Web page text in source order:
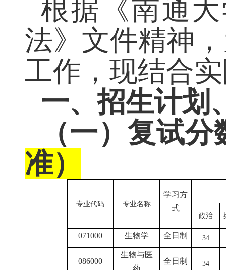
根据《南通
法》文件精神
工作，现结合
一、招生计划
（一）复试
准）
学习方
071000 生物学 全日制 34
生物与医